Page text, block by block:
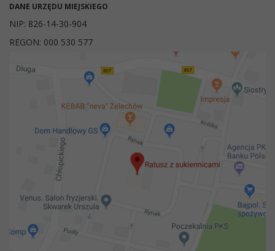
DANE URZĘDU MIEJSKIEGO
NIP: 826-14-30-904
REGON: 000 530 577